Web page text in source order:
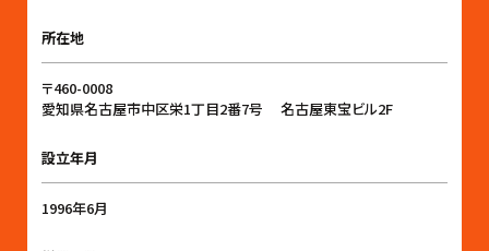
所在地
〒460-0008
愛知県名古屋市中区栄1丁目2番7号 名古屋東宝ビル2F
設立年月
1996年6月